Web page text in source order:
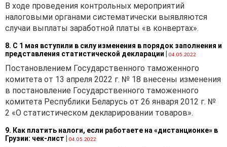
В ходе проведения контрольных мероприятий
налоговыми органами систематически выявляются
случаи выплаты заработной платы «в конвертах».
8. С 1 мая вступили в силу изменения в порядок заполнения и
представления статистической декларации
04.05.2022
Постановлением Государственного таможенного
комитета от 13 апреля 2022 г. № 18 внесены изменения
в постановление Государственного таможенного
комитета Республики Беларусь от 26 января 2012 г. №
2 «О статистическом декларировании товаров».
9. Как платить налоги, если работаете на «дистанционке» в
Грузии: чек-лист
04.05.2022